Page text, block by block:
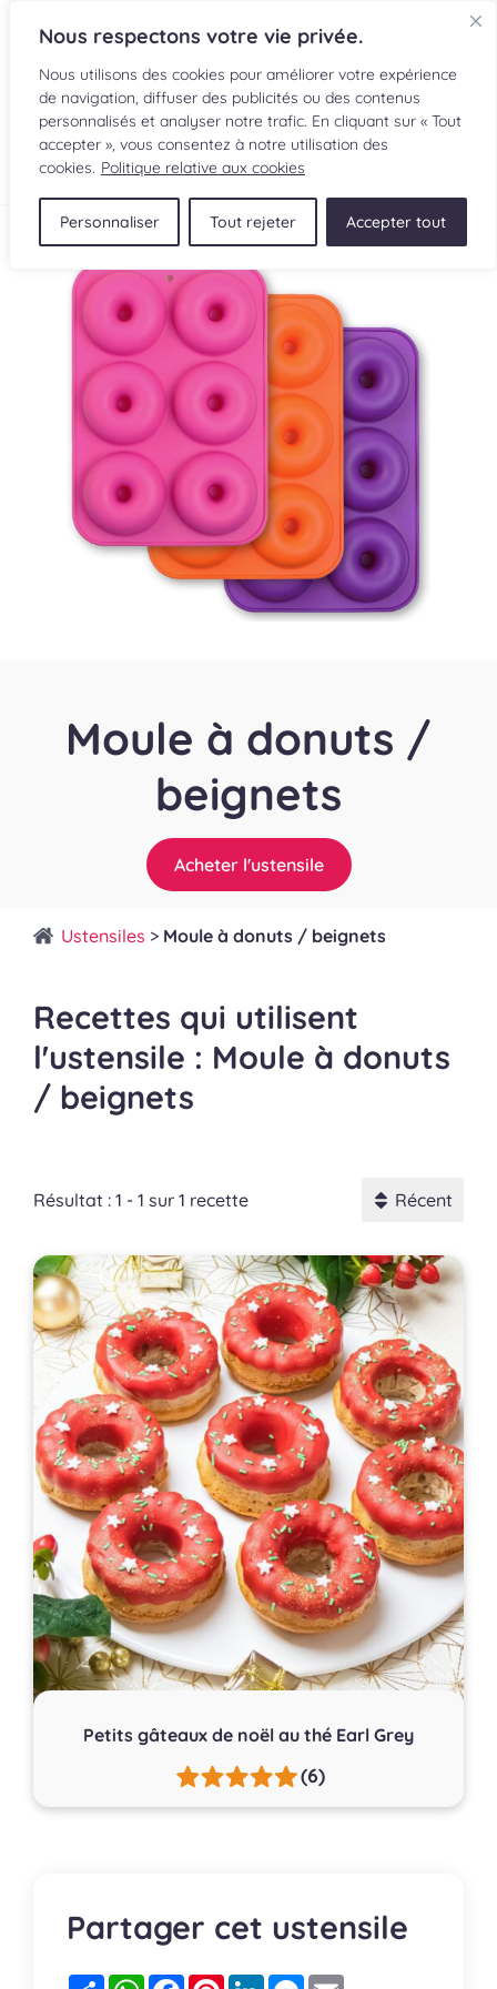
Nous respectons votre vie privée.
Nous utilisons des cookies pour améliorer votre expérience
de navigation, diffuser des publicités ou des contenus
personnalisés et analyser notre trafic. En cliquant sur « Tout
accepter », vous consentez à notre utilisation des
cookies. Politique relative aux cookies
Personnaliser Tout rejeter Accepter tout
EN
RECETTES
INGRÉDIENTS
LECTURES CULINAIRES
SOUMETTRE UNE RECETTE
BOUTIQUE
Moule à donuts /
beignets
Acheter l'ustensile
Ustensiles > Moule à donuts / beignets
Recettes qui utilisent
l'ustensile : Moule à donuts
/ beignets
Résultat : 1 - 1 sur 1 recette Récent
Petits gâteaux de noël au thé Earl Grey
(6)
Partager cet ustensile
PartagerWhatsApp
FacebookPinterestLinkedInMessenger